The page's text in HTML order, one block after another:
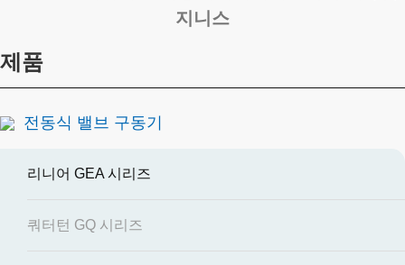
지니스
제품
전동식 밸브 구동기
리니어 GEA 시리즈
쿼터턴 GQ 시리즈